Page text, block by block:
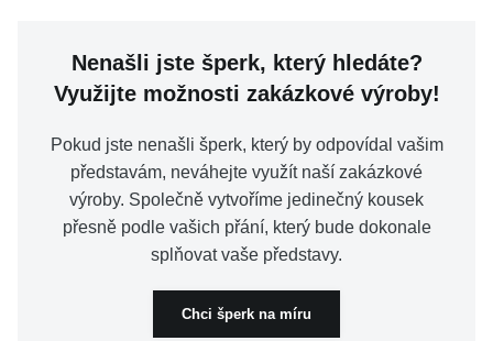
Nenašli jste šperk, který hledáte?
Využijte možnosti zakázkové výroby!
Pokud jste nenašli šperk, který by odpovídal vašim
představám, neváhejte využít naší zakázkové
výroby. Společně vytvoříme jedinečný kousek
přesně podle vašich přání, který bude dokonale
splňovat vaše představy.
Chci šperk na míru